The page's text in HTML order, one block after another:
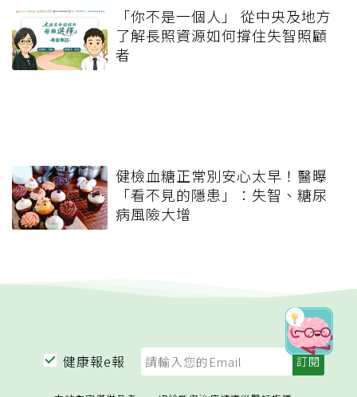
「你不是一個人」 從中央及地方
了解長照資源如何撐住失智照顧
者
健檢血糖正常別安心太早！醫曝
「看不見的隱患」：失智、糖尿
病風險大增
健康報e報